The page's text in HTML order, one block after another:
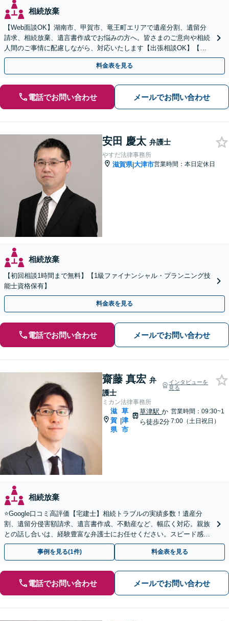
相続放棄
【Web面談OK】湖南市、甲賀市、竜王町エリアで遺産分割、遺留分
請求、相続放棄、遺言書作成でお悩みの方へ。皆さまのご意向や相続
人間のご事情に配慮しながら、対応いたします【出張相談OK】【甲
西駅1分】
料金表を見る
電話でお問い合わせ メールでお問い合わせ
安田 慶太 弁護士
やすだ法律事務所
滋賀県|大津市営業時間：本日定休日
相続放棄
【初回相談1時間まで無料】【1級ファイナンシャル・プランニング技
能士資格保有】
料金表を見る
電話でお問い合わせ メールでお問い合わせ
齋藤 真宏 弁
護士
インタビューを
見る
ミカン法律事務所
滋
賀
県
|
草
津
市
草津駅か
ら徒歩2分
営業時間：09:30~1
7:00（土日祝日）
相続放棄
⭐️Google口コミ高評価【宅建士】相続トラブルの実績多数！遺産分
割、遺留分侵害額請求、遺言書作成、不動産など、幅広く対応。親族
との話し合いは、経験豊富な弁護士にお任せください。スピード感を
重視【予約で夜間・休日対応可】【駐車場あり】
事例を見る(1件) 料金表を見る
電話でお問い合わせ メールでお問い合わせ